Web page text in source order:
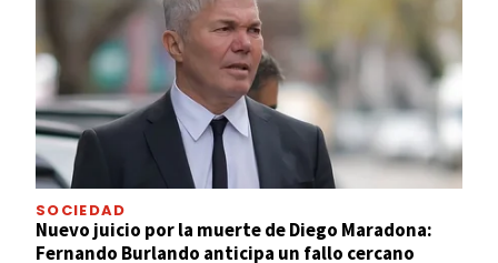
SOCIEDAD
Nuevo juicio por la muerte de Diego Maradona:
Fernando Burlando anticipa un fallo cercano